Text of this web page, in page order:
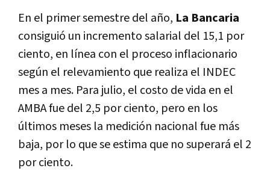
En el primer semestre del año, La Bancaria
consiguió un incremento salarial del 15,1 por
ciento, en línea con el proceso inflacionario
según el relevamiento que realiza el INDEC
mes a mes. Para julio, el costo de vida en el
AMBA fue del 2,5 por ciento, pero en los
últimos meses la medición nacional fue más
baja, por lo que se estima que no superará el 2
por ciento.